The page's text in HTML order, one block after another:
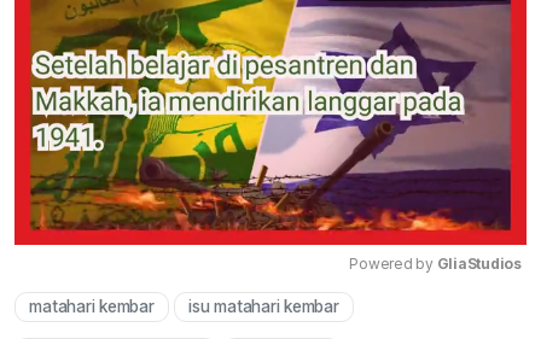
Powered by GliaStudios
matahari kembar isu matahari kembar